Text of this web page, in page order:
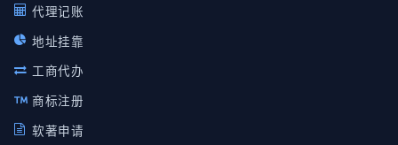
代理记账
地址挂靠
工商代办
商标注册
软著申请